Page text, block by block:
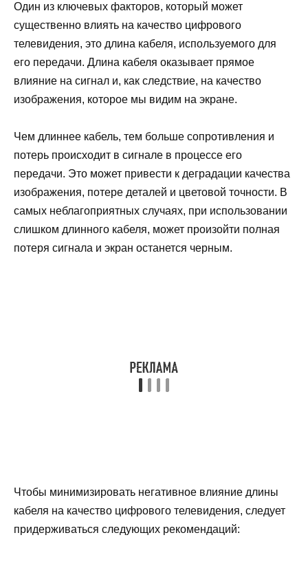
Один из ключевых факторов, который может
существенно влиять на качество цифрового
телевидения, это длина кабеля, используемого для
его передачи. Длина кабеля оказывает прямое
влияние на сигнал и, как следствие, на качество
изображения, которое мы видим на экране.
Чем длиннее кабель, тем больше сопротивления и
потерь происходит в сигнале в процессе его
передачи. Это может привести к деградации качества
изображения, потере деталей и цветовой точности. В
самых неблагоприятных случаях, при использовании
слишком длинного кабеля, может произойти полная
потеря сигнала и экран останется черным.
Чтобы минимизировать негативное влияние длины
кабеля на качество цифрового телевидения, следует
придерживаться следующих рекомендаций: